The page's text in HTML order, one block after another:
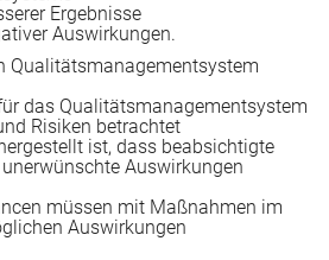
Anwenderinnen und
Ergebnisse
Auswirkungen.
Qualitätsmanagementsystem
das Qualitätsmanagementsystem
Risiken betrachtet
ist, dass beabsichtigte
Auswirkungen
müssen mit Maßnahmen im
Auswirkungen